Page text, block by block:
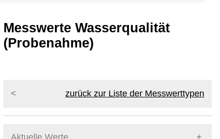
Messwerte Wasserqualität
(Probenahme)
zurück zur Liste der Messwerttypen